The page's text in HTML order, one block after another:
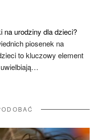
na urodziny dla dzieci?
piosenek na
to kluczowy element